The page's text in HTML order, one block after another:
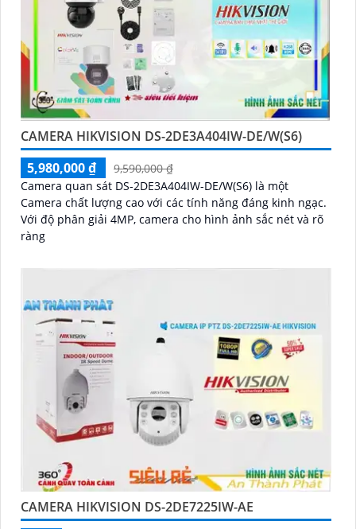
CAMERA HIKVISION DS-2DE3A404IW-DE/W(S6)
5,980,000 ₫
9,590,000 ₫
Camera quan sát DS-2DE3A404IW-DE/W(S6) là một
Camera chất lượng cao với các tính năng đáng kinh ngạc.
Với độ phân giải 4MP, camera cho hình ảnh sắc nét và rõ
ràng
CAMERA HIKVISION DS-2DE7225IW-AE